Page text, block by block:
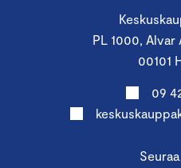
PL 1000, Alvar
00101
09